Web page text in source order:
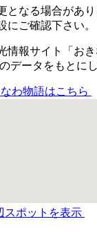
となる場合があ
にご確認下さい。
情報サイト「お
のデータをもとに
わ物語はこちら
スポットを表示